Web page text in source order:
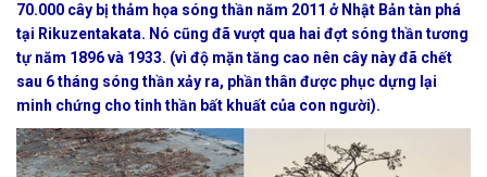
70.000 cây bị thảm họa sóng thần năm 2011 ở Nhật Bản tàn phá
tại Rikuzentakata. Nó cũng đã vượt qua hai đợt sóng thần tương
tự năm 1896 và 1933. (vì độ mặn tăng cao nên cây này đã chết
sau 6 tháng sóng thần xảy ra, phần thân được phục dựng lại
minh chứng cho tinh thần bất khuất của con người).